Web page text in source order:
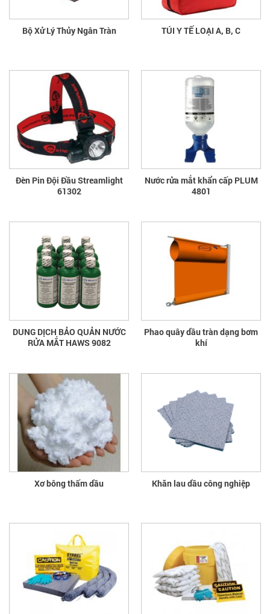
Bộ Xử Lý Thủy Ngân Tràn TÚI Y TẾ LOẠI A, B, C
Đèn Pin Đội Đầu Streamlight
61302
Nước rửa mắt khẩn cấp PLUM
4801
DUNG DỊCH BẢO QUẢN NƯỚC
RỬA MẮT HAWS 9082
Phao quây dầu tràn dạng bơm
khí
Xơ bông thấm dầu Khăn lau dầu công nghiệp